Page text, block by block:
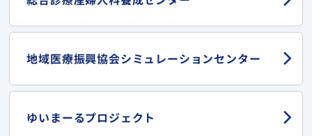
地域医療振興協会シミュレーションセンター
ゆいまーるプロジェクト